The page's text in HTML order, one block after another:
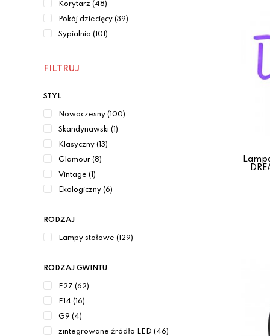
Korytarz (48)
Pokój dziecięcy (39)
Sypialnia (101)
FILTRUJ
STYL
Nowoczesny (100)
Skandynawski (1)
Klasyczny (13)
Glamour (8)
Vintage (1)
Ekologiczny (6)
RODZAJ
Lampy stołowe (129)
RODZAJ GWINTU
E27 (62)
E14 (16)
G9 (4)
zintegrowane źródło LED (46)